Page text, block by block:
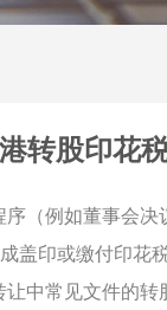
转股印花
（例如董事会
盖印或缴付印
中常见文件的转